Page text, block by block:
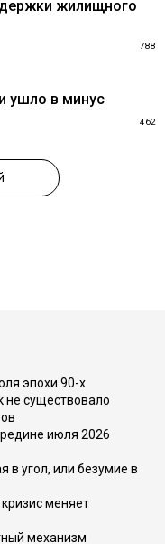
жилищного
788
ушло в минус
462
эпохи 90-х
не существовало
июля 2026
в угол, или безумие в
меняет
механизм